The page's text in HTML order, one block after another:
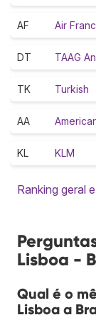
AF Air
DT TAAG
TK Turkish
AA
KL KLM
Ranking geral
Lisboa -
Qual é o
Lisboa a